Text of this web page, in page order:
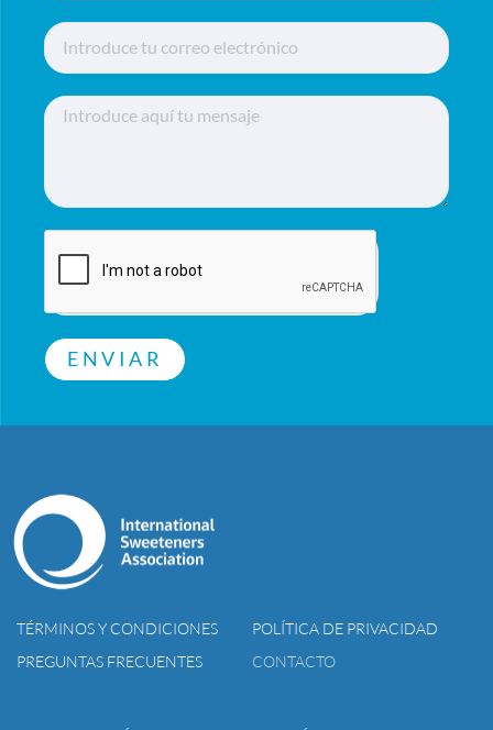
ENVIAR
TÉRMINOS Y CONDICIONES
POLÍTICA DE PRIVACIDAD
PREGUNTAS FRECUENTES
CONTACTO